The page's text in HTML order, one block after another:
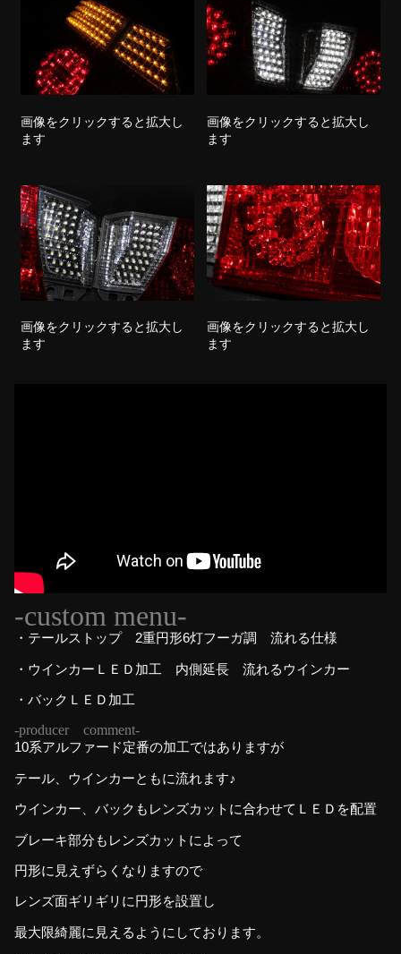
画像をクリックすると拡大し
ます
画像をクリックすると拡大し
ます
画像をクリックすると拡大し
ます
画像をクリックすると拡大し
ます
-custom menu-
・テールストップ 2重円形6灯フーガ調 流れる仕様
・ウインカーＬＥＤ加工 内側延長 流れるウインカー
・バックＬＥＤ加工
-producer comment-
10系アルファード定番の加工ではありますが
テール、ウインカーともに流れます♪
ウインカー、バックもレンズカットに合わせてＬＥＤを配置
ブレーキ部分もレンズカットによって
円形に見えずらくなりますので
レンズ面ギリギリに円形を設置し
最大限綺麗に見えるようにしております。